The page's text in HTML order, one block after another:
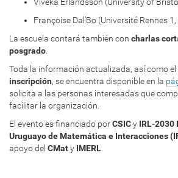
/
s
m
m
e
r
-
s
c
Françoise Dal’Bo (Université Rennes
La escuela contará también con charlas
posgrado
Toda la información actualizada, así como el
inscripción, se encuentra disponible en la
solicita a las personas interesadas que
facilitar la organización.
El evento es financiado porCSICy IRL-2030
Uruguayo de Matemática e Interacciones
apoyo del CMaty IMERL